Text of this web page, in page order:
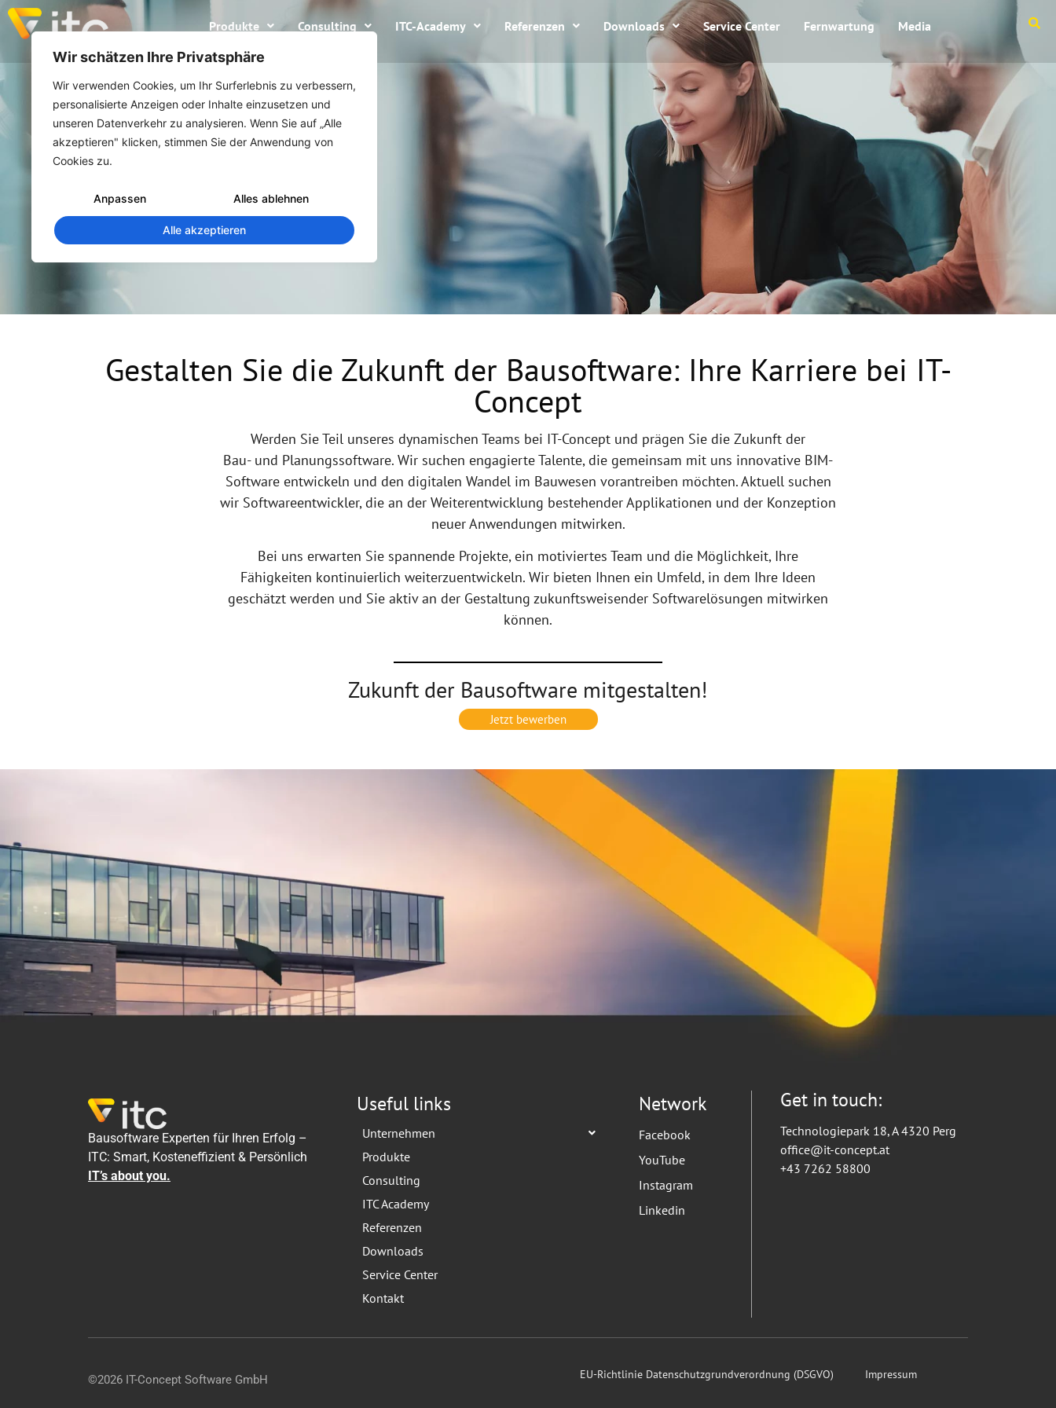
Wir schätzen Ihre Privatsphäre
Wir verwenden Cookies, um Ihr Surferlebnis zu verbessern,
personalisierte Anzeigen oder Inhalte einzusetzen und
unseren Datenverkehr zu analysieren. Wenn Sie auf „Alle
akzeptieren" klicken, stimmen Sie der Anwendung von
Cookies zu.
Anpassen Alles ablehnen
Alle akzeptieren
Produkte Consulting ITC-Academy Referenzen Downloads Service Center Fernwartung Media
Gestalten Sie die Zukunft der Bausoftware: Ihre Karriere bei IT-
Concept
Werden Sie Teil unseres dynamischen Teams bei IT-Concept und prägen Sie die Zukunft der
Bau- und Planungssoftware. Wir suchen engagierte Talente, die gemeinsam mit uns innovative BIM-
Software entwickeln und den digitalen Wandel im Bauwesen vorantreiben möchten. Aktuell suchen
wir Softwareentwickler, die an der Weiterentwicklung bestehender Applikationen und der Konzeption
neuer Anwendungen mitwirken.
Bei uns erwarten Sie spannende Projekte, ein motiviertes Team und die Möglichkeit, Ihre
Fähigkeiten kontinuierlich weiterzuentwickeln. Wir bieten Ihnen ein Umfeld, in dem Ihre Ideen
geschätzt werden und Sie aktiv an der Gestaltung zukunftsweisender Softwarelösungen mitwirken
können.
Zukunft der Bausoftware mitgestalten!
Jetzt bewerben
Bausoftware Experten für Ihren Erfolg –
ITC: Smart, Kosteneffizient & Persönlich
IT’s about you.
Useful links
Unternehmen
Produkte
Consulting
ITC Academy
Referenzen
Downloads
Service Center
Kontakt
Network
Facebook
YouTube
Instagram
Linkedin
Get in touch:
Technologiepark 18, A 4320 Perg
office@it-concept.at
+43 7262 58800
©2026 IT-Concept Software GmbH EU-Richtlinie Datenschutzgrundverordnung (DSGVO) Impressum